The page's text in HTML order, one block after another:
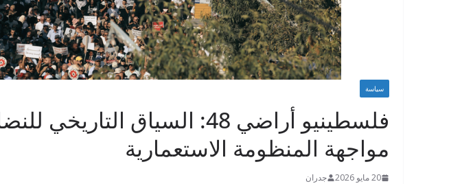
سياسة
فلسطينيو أراضي 48: السياق
مواجهة المنظومة الاستعمارية
20 مايو 2026 جدران